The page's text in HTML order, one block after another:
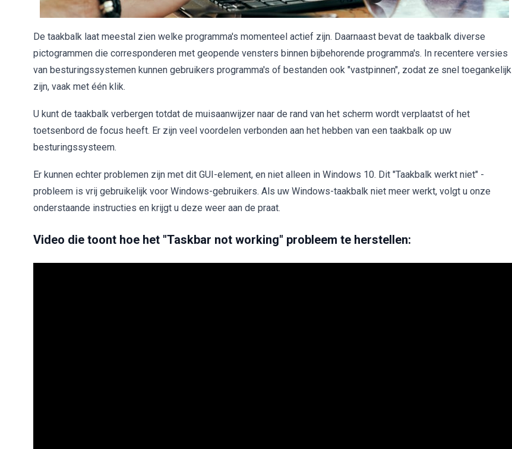
De taakbalk laat meestal zien welke programma's momenteel actief zijn. Daarnaast bevat de taakbalk diverse
pictogrammen die corresponderen met geopende vensters binnen bijbehorende programma's. In recentere versies
van besturingssystemen kunnen gebruikers programma's of bestanden ook "vastpinnen", zodat ze snel toegankelijk
zijn, vaak met één klik.
U kunt de taakbalk verbergen totdat de muisaanwijzer naar de rand van het scherm wordt verplaatst of het
toetsenbord de focus heeft. Er zijn veel voordelen verbonden aan het hebben van een taakbalk op uw
besturingssysteem.
Er kunnen echter problemen zijn met dit GUI-element, en niet alleen in Windows 10. Dit "Taakbalk werkt niet" -
probleem is vrij gebruikelijk voor Windows-gebruikers. Als uw Windows-taakbalk niet meer werkt, volgt u onze
onderstaande instructies en krijgt u deze weer aan de praat.
Video die toont hoe het "Taskbar not working" probleem te herstellen: